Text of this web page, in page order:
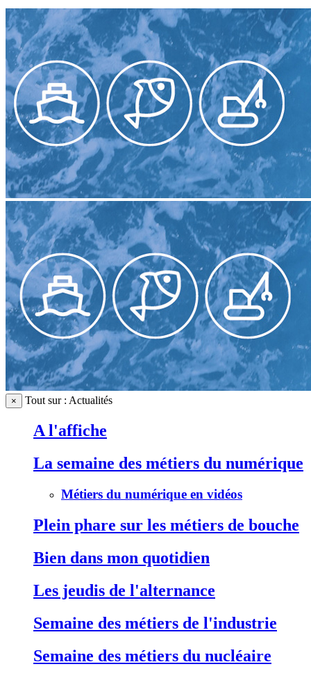
× Tout sur : Actualités
A l'affiche
La semaine des métiers du numérique
Métiers du numérique en vidéos
Plein phare sur les métiers de bouche
Bien dans mon quotidien
Les jeudis de l'alternance
Semaine des métiers de l'industrie
Semaine des métiers du nucléaire